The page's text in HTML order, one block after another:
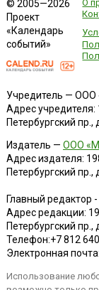
© 2005—2026
Проект
«Календарь
событий»
О
Учредитель — ООО
Адрес учредителя:
Петербургский пр.,
Издатель — ООО
Адрес издателя:
Петербургский пр.,
Главный редактор
Адрес редакции:
Петербургский пр.,
Телефон:+7 812
Электронная почта:
Использование